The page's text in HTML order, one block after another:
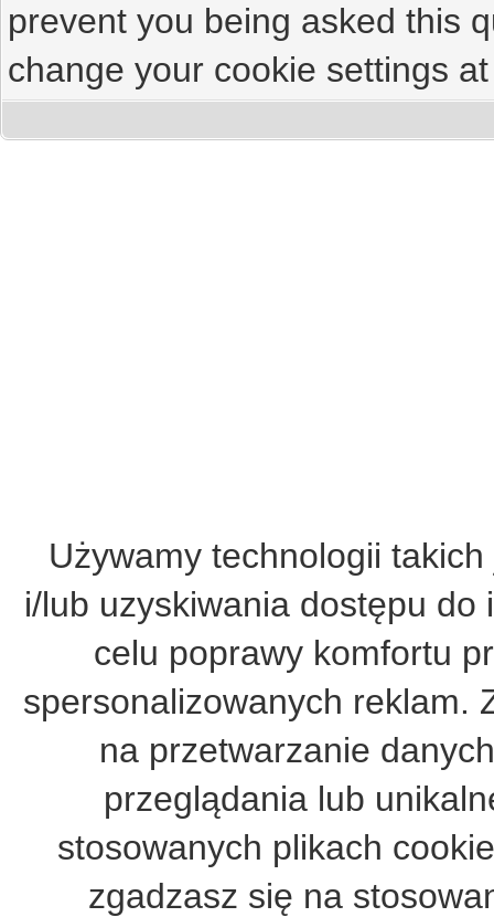
prevent you being asked this
change your cookie settings
Używamy technologii
i/lub uzyskiwania dostępu
celu poprawy komfortu
spersonalizowanych reklam.
na przetwarzanie
przeglądania lub
stosowanych plikach
zgadzasz się na